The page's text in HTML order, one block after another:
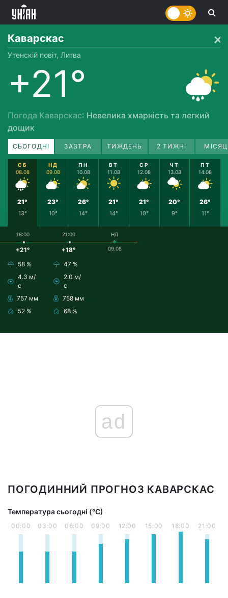
Каварскас
Утенскій повіт, Литва
+21°
Погода Каварскас: Невелика хмарність та легкий
дощик
СЬОГОДНІ ЗАВТРА ТИЖДЕНЬ 2 ТИЖНІ
СБ
08.08
21°
13°
НД
09.08
23°
10°
ПН
10.08
26°
14°
ВТ
11.08
21°
14°
СР
12.08
21°
10°
ЧТ
13.08
20°
9°
ПТ
14.08
26°
11°
18:00
+21°
58 %
4.3 м/
с
757 мм
52 %
21:00
+18°
47 %
2.0 м/
с
758 мм
68 %
НД
09.08
ad
ПОГОДИННИЙ ПРОГНОЗ КАВАРСКАС
Температура сьогодні (°С)
00:00 03:00 06:00 09:00 12:00 15:00 18:00 21:00